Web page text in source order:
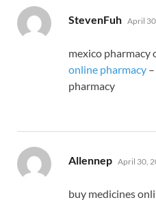
StevenFuh says:
April
mexico pharmacy
online pharmacy
pharmacy
Allennep says:
April 30,
buy medicines